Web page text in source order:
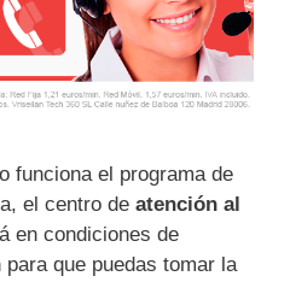
funciona el programa de
el centro de atención al
en condiciones de
que puedas tomar la